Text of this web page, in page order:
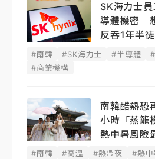
SK海力士
導體機密
反吞1年半徒
#南韓 #SK海力士 #半導體
#商業機構
南韓酷熱恐
小時「蒸
熱中暑風險
#南韓 #高溫 #熱帶夜 #熱中